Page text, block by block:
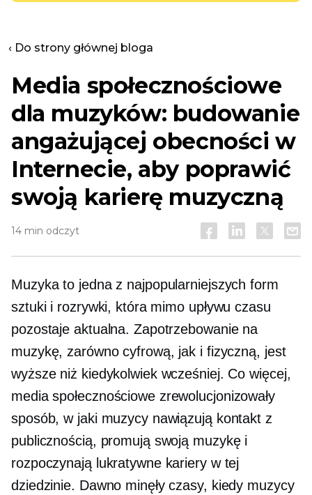
‹ Do strony głównej bloga
Media społecznościowe
dla muzyków: budowanie
angażującej obecności w
Internecie, aby poprawić
swoją karierę muzyczną
14 min odczyt
Muzyka to jedna z najpopularniejszych form
sztuki i rozrywki, która mimo upływu czasu
pozostaje aktualna. Zapotrzebowanie na
muzykę, zarówno cyfrową, jak i fizyczną, jest
wyższe niż kiedykolwiek wcześniej. Co więcej,
media społecznościowe zrewolucjonizowały
sposób, w jaki muzycy nawiązują kontakt z
publicznością, promują swoją muzykę i
rozpoczynają lukratywne kariery w tej
dziedzinie. Dawno minęły czasy, kiedy muzycy